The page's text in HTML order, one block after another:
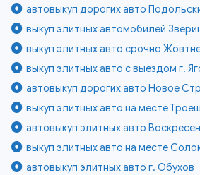
автовыкуп дорогих авто
выкуп элитных автомобилей
выкуп элитных авто срочно
выкуп элитных авто с выездом г.
автовыкуп дорогих авто Новое
выкуп элитных авто на месте
автовыкуп элитных авто
выкуп элитных авто на месте
автовыкуп элитных авто г. Обухов